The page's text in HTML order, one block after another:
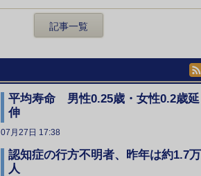
記事一覧
平均寿命 男性0.25歳・女性0.2歳延
伸
07月27日 17:38
認知症の行方不明者、昨年は約1.7万
人